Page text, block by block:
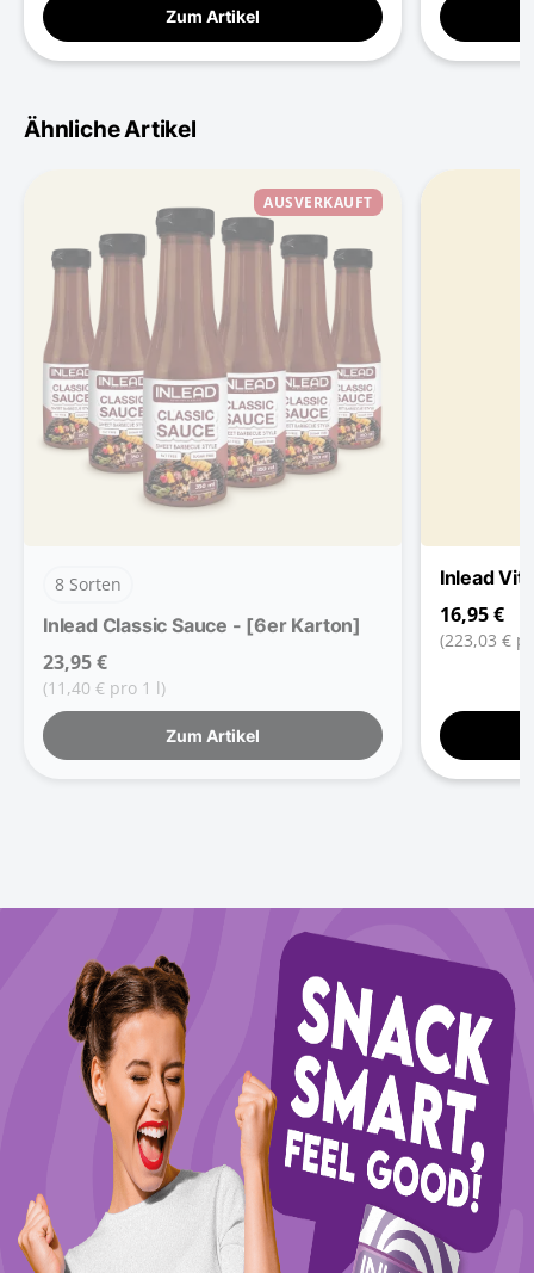
Zum Artikel
Ähnliche Artikel
AUSVERKAUFT
8 Sorten
Inlead Classic Sauce - [6er Karton]
23,95 €
(11,40 € pro 1 l)
Zum Artikel
Inlead
16,95 €
(223,03 €